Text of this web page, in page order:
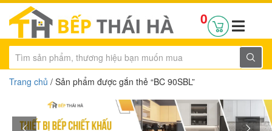
0
Trang chủ / Sản phẩm được gắn thẻ “BC 90SBL”